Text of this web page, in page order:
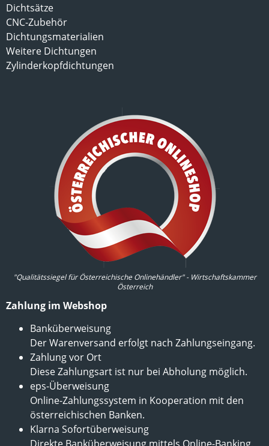
Dichtsätze
CNC-Zubehör
Dichtungsmaterialien
Weitere Dichtungen
Zylinderkopfdichtungen
"Qualitätssiegel für Österreichische Onlinehändler" - Wirtschaftskammer
Österreich
Zahlung im Webshop
Banküberweisung
Der Warenversand erfolgt nach Zahlungseingang.
Zahlung vor Ort
Diese Zahlungsart ist nur bei Abholung möglich.
eps-Überweisung
Online-Zahlungssystem in Kooperation mit den
österreichischen Banken.
Klarna Sofortüberweisung